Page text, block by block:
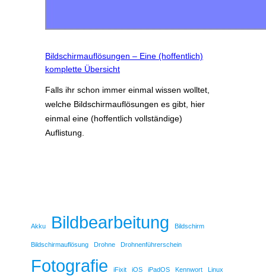
Bildschirmauflösungen – Eine (hoffentlich)
komplette Übersicht
Falls ihr schon immer einmal wissen wolltet,
welche Bildschirmauflösungen es gibt, hier
einmal eine (hoffentlich vollständige)
Auflistung.
Akku Bildbearbeitung Bildschirm
Bildschirmauflösung Drohne Drohnenführerschein
Fotografie iFixit iOS iPadOS Kennwort Linux